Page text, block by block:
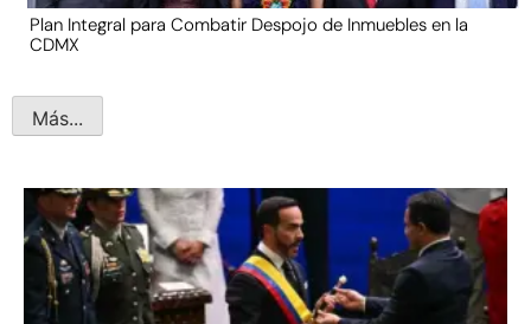
Plan Integral para Combatir Despojo de Inmuebles en la
CDMX
Más...